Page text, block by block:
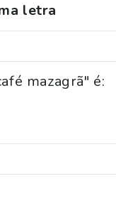
letra
mazagrã" é: